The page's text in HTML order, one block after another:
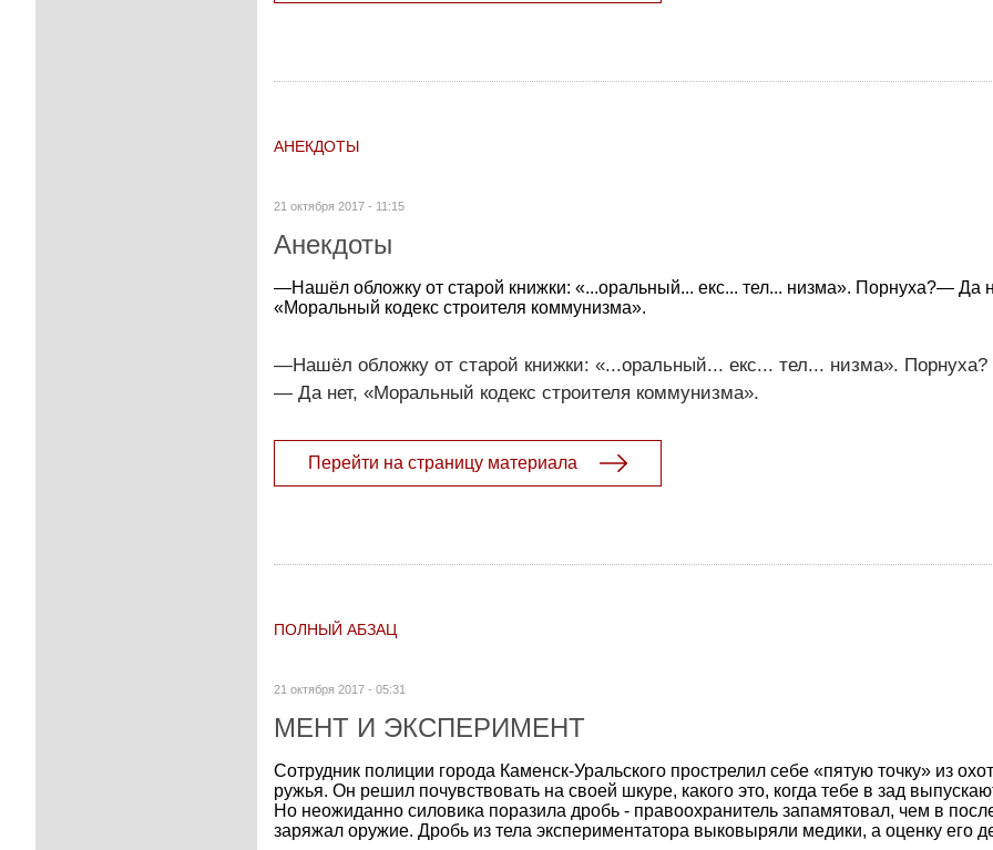
АНЕКДОТЫ
21 октября 2017 - 11:15
Анекдоты
—Нашёл обложку от старой книжки: «...оральный... екс... тел... низма». Порнуха?— Да
«Моральный кодекс строителя коммунизма».
—Нашёл обложку от старой книжки: «...оральный... екс... тел... низма». Порнуха?
— Да нет, «Моральный кодекс строителя коммунизма».
Перейти на страницу материала
ПОЛНЫЙ АБЗАЦ
21 октября 2017 - 05:31
МЕНТ И ЭКСПЕРИМЕНТ
Сотрудник полиции города Каменск-Уральского прострелил себе «пятую точку» из
ружья. Он решил почувствовать на своей шкуре, какого это, когда тебе в зад
Но неожиданно силовика поразила дробь - правоохранитель запамятовал, чем в
заряжал оружие. Дробь из тела экспериментатора выковыряли медики, а оценку его